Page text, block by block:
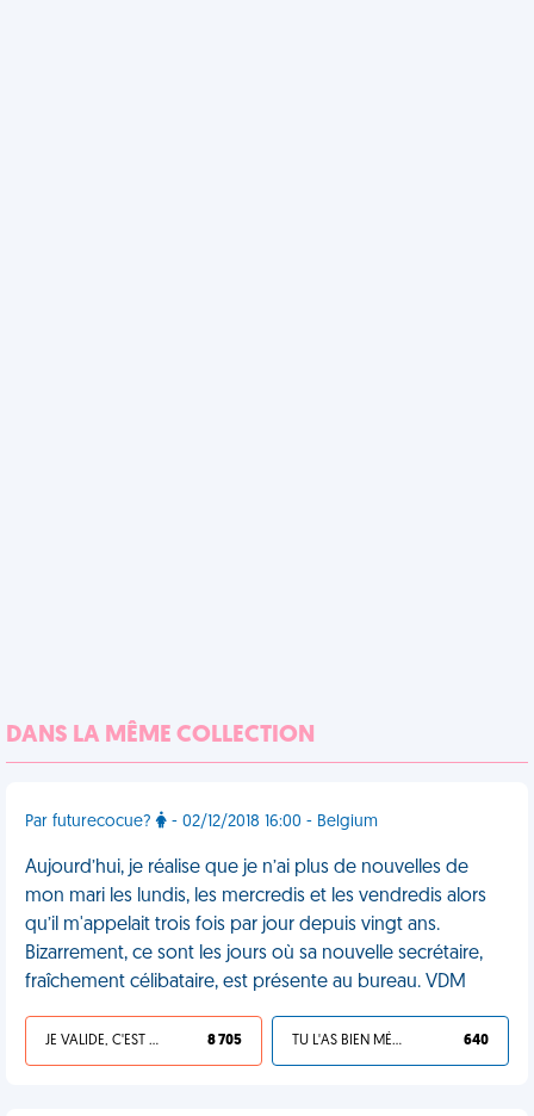
DANS LA MÊME COLLECTION
Par futurecocue? - 02/12/2018 16:00 - Belgium
Aujourd’hui, je réalise que je n’ai plus de nouvelles de
mon mari les lundis, les mercredis et les vendredis alors
qu’il m'appelait trois fois par jour depuis vingt ans.
Bizarrement, ce sont les jours où sa nouvelle secrétaire,
fraîchement célibataire, est présente au bureau. VDM
JE VALIDE, C'EST UNE VDM 8 705 TU L'AS BIEN MÉRITÉ 640